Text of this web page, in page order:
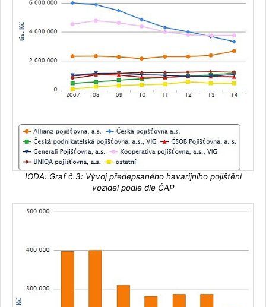
IODA: Graf č.3: Vývoj předepsaného havarijního pojištění
vozidel podle dle ČAP